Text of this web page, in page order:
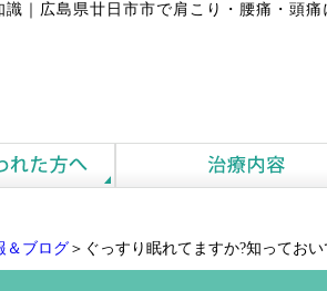
識 広島県廿日市市で肩こり・腰痛・頭
＆ブログ ＞ぐっすり眠れてますか?知ってお